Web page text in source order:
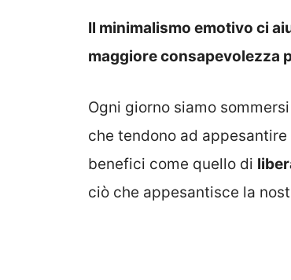
Il minimalismo emotivo ci
maggiore consapevolezza
Ogni giorno siamo
che tendono ad
benefici come quello di
ciò che appesantisce la